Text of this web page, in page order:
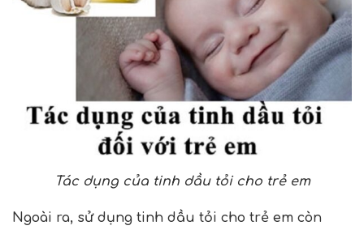
Tác dụng của tinh dầu tỏi cho trẻ em
Ngoài ra, sử dụng tinh dầu tỏi cho trẻ em còn